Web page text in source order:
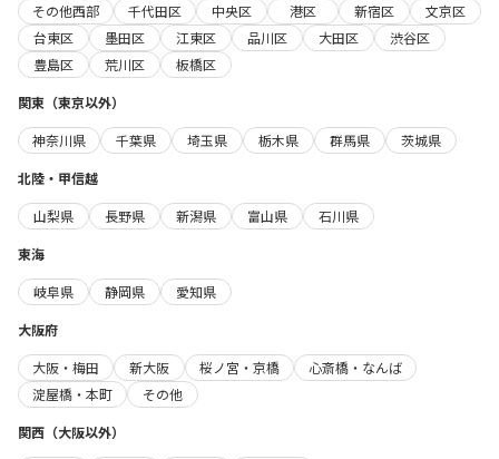
その他西部
千代田区 中央区 港区 新宿区
文京区
台東区
墨田区 江東区 品川区 大田区
渋谷区
豊島区
荒川区
板橋区
関東（東京以外）
神奈川県
千葉県 埼玉県 栃木県 群馬県
茨城県
北陸・甲信越
山梨県
長野県 新潟県 富山県
石川県
東海
岐阜県
静岡県
愛知県
大阪府
大阪・梅田
新大阪 桜ノ宮・京橋
心斎橋・なんば
淀屋橋・本町
その他
関西（大阪以外）